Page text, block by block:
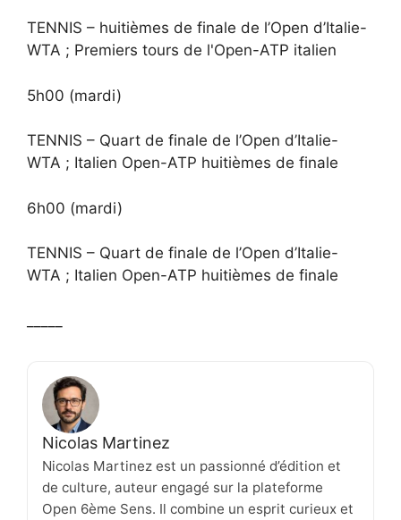
TENNIS – huitièmes de finale de l’Open d’Italie-
WTA ; Premiers tours de l'Open-ATP italien
5h00 (mardi)
TENNIS – Quart de finale de l’Open d’Italie-
WTA ; Italien Open-ATP huitièmes de finale
6h00 (mardi)
TENNIS – Quart de finale de l’Open d’Italie-
WTA ; Italien Open-ATP huitièmes de finale
Nicolas Martinez
Nicolas Martinez est un passionné d’édition et
de culture, auteur engagé sur la plateforme
Open 6ème Sens. Il combine un esprit curieux et